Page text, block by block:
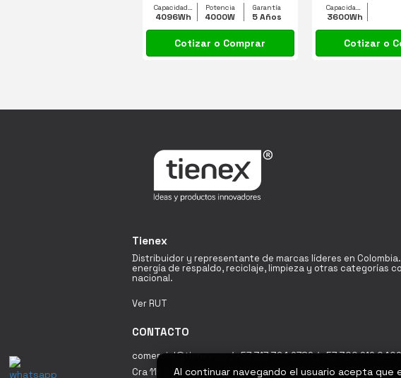
Capacidad equipo
4096Wh
Potencia
4000W
Garantía
5 Años
Cotizar o Comprar
Capacidad equipo
3600Wh
Cotizar o
Tienex
Distribuidor y representante de marcas líderes en
energía de respaldo, reciclaje, limpieza y otras categorías
nacional.
Ver RUT
CONTACTO
comercial@tienex.co / +57 317 364 2789 / +57 300 912 0402
Cra 116 # 19A - 60 Bodega 18 Fontibón / Bogotá D.C -
Al continuar navegando el usuario acepta